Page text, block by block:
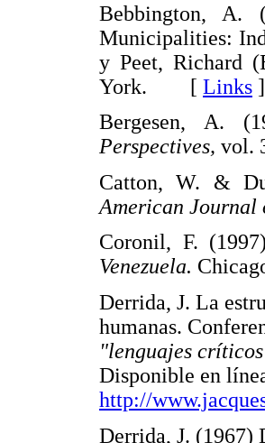
Bebbington, A.
Municipalities:
y Peet, Richard
York. [ Links ]
Bergesen, A.
Perspectives, vol.
Catton, W. &
American Journal
Coronil, F.
Venezuela.
Derrida, J. La
humanas.
"lenguajes
Disponible en
http://
Derrida, J.